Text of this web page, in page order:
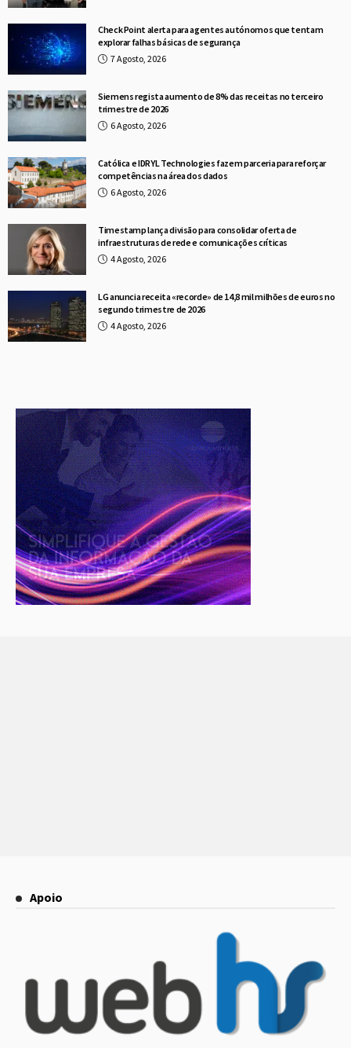
Check Point alerta para agentes autónomos que tentam
explorar falhas básicas de segurança
7 Agosto, 2026
Siemens regista aumento de 8% das receitas no terceiro
trimestre de 2026
6 Agosto, 2026
Católica e IDRYL Technologies fazem parceria para reforçar
competências na área dos dados
6 Agosto, 2026
Timestamp lança divisão para consolidar oferta de
infraestruturas de rede e comunicações críticas
4 Agosto, 2026
LG anuncia receita «recorde» de 14,8 mil milhões de euros no
segundo trimestre de 2026
4 Agosto, 2026
Apoio